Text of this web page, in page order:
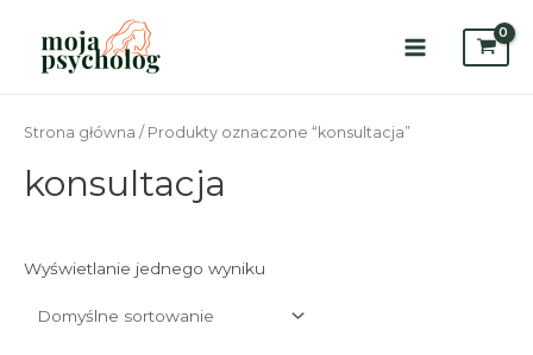
content
Main
Strona główna / Produkty oznaczone “konsultacja”
konsultacja
Wyświetlanie jednego wyniku